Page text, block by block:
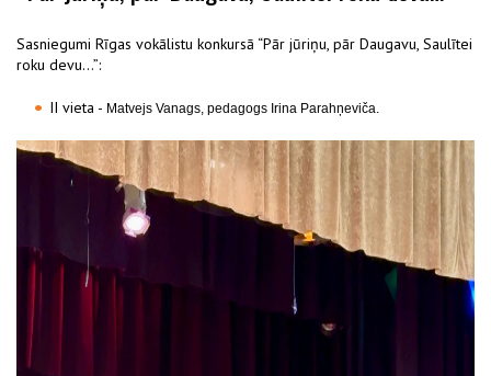
Sasniegumi Rīgas vokālistu konkursā “Pār jūriņu, pār Daugavu, Saulītei
roku devu…”:
II vieta - Matvejs Vanags, pedagogs Irina Parahņeviča.